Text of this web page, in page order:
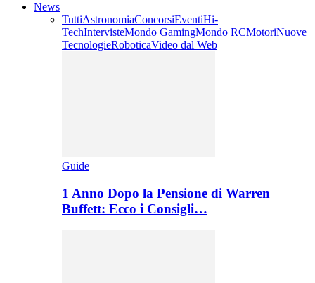
News
TuttiAstronomiaConcorsiEventiHi-
TechIntervisteMondo GamingMondo RCMotoriNuove
TecnologieRoboticaVideo dal Web
Guide
1 Anno Dopo la Pensione di Warren
Buffett: Ecco i Consigli…